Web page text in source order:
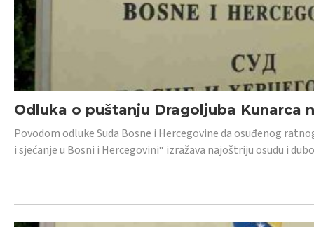
Odluka o puštanju Dragoljuba Kunarca
Povodom odluke Suda Bosne i Hercegovine da osuđenog
i sjećanje u Bosni i Hercegovini“ izražava najoštriju osudu i